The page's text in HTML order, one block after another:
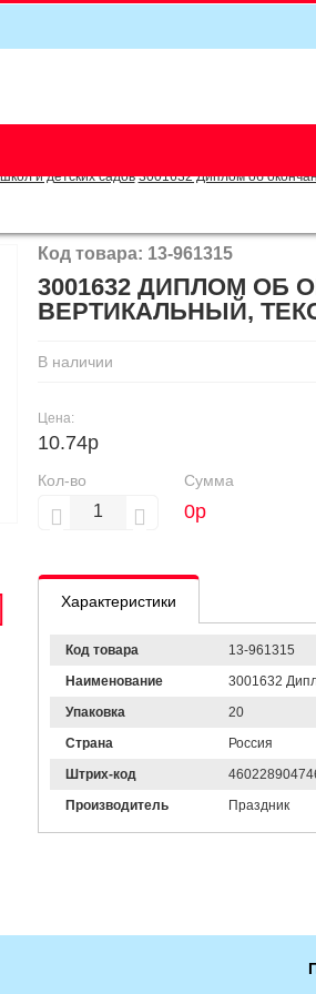
и детских садов 3001632 Диплом об
Код товара: 13-961315
3001632 ДИПЛОМ ОБ
ВЕРТИКАЛЬНЫЙ,
В наличии
Цена:
10.74р
Кол-во Сумма
0р
Характеристики
Код товара
13-961315
Наименование
3001632
Упаковка
20
Страна
Россия
Штрих-код
Производитель
Праздник